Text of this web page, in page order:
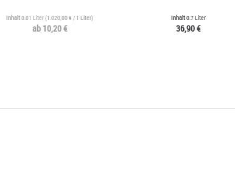
Inhalt0.01 Liter(1.020,00 € / 1 Liter)
ab 10,20 €
Inhalt0.7 Liter
36,90 €